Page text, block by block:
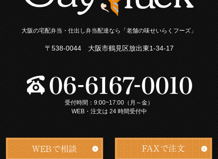
大阪の宅配弁当・仕出し弁当配達なら「老舗の味せいらくフーズ」
〒538-0044 大阪市鶴見区放出東1-34-17
受付時間：9:00~17:00（月～金）
WEB・注文は 24 時間受付中